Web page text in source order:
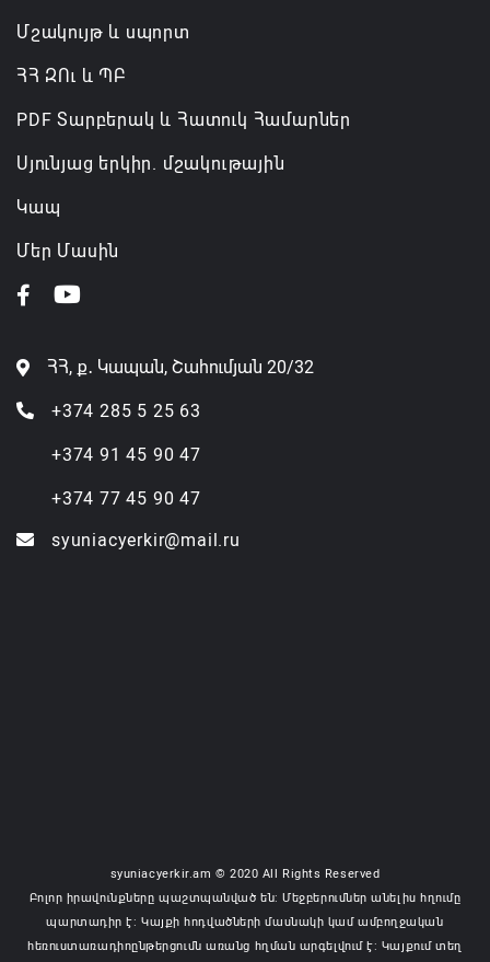
Մշակույթ և սպորտ
ՀՀ ԶՈւ և ՊԲ
PDF Տարբերակ և Հատուկ Համարներ
Սյունյաց երկիր. մշակութային
Կապ
Մեր Մասին
ՀՀ, ք․ Կապան, Շահումյան 20/32
+374 285 5 25 63
+374 91 45 90 47
+374 77 45 90 47
syuniacyerkir@mail.ru
syuniacyerkir.am © 2020 All Rights Reserved
Բոլոր իրավունքները պաշտպանված են: Մեջբերումներ անելիս հղումը
պարտադիր է: Կայքի հոդվածների մասնակի կամ ամբողջական
հեռուստառադիոընթերցումն առանց հղման արգելվում է: Կայքում տեղ